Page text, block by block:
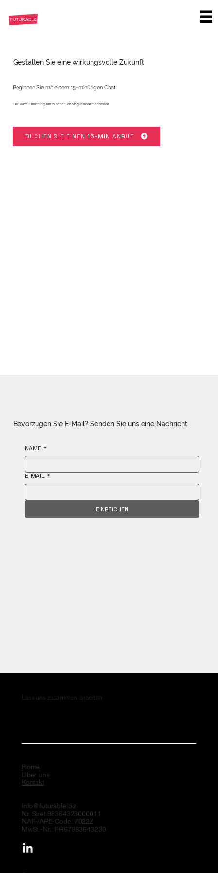
Gestalten Sie eine wirkungsvolle Zukunft
Beginnen Sie mit einem 15-minütigen Chat
Eine kurze Einführung, um zu sehen, ob wir gut zusammenpassen
BUCHEN SIE EINEN 15-MIN ANRUF
Bevorzugen Sie E-Mail? Senden Sie uns eine Nachricht
NAME *
E-MAIL *
EINREICHEN
Lass uns zusammen-arbeiten
info@futurable.biz
Nr. Siret 98364323000011
NAF-/APE-Code: 7022Z
MwSt.-Nr.: FR67983643230
Home
Uber uns
Kontakt